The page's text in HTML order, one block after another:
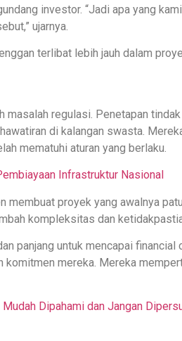
investor. “Jadi apa yang
ujarnya.
terlibat lebih jauh dalam
masalah regulasi. Penetapan
di kalangan swasta.
mematuhi aturan yang berlaku.
Infrastruktur Nasional
membuat proyek yang awalnya
kompleksitas dan
panjang untuk mencapai financial
mereka. Mereka
Dipahami dan Jangan